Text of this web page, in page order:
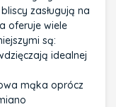
zasługują na
oferuje wiele
są:
idealnej
mąka oprócz